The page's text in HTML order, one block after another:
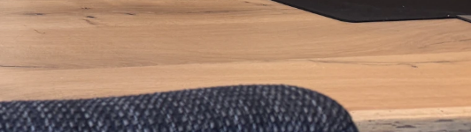
& onderhoud
regelmatig cv-ketel onderhoud worden veel storingen en onnodig
voorkomen.
ventilatie